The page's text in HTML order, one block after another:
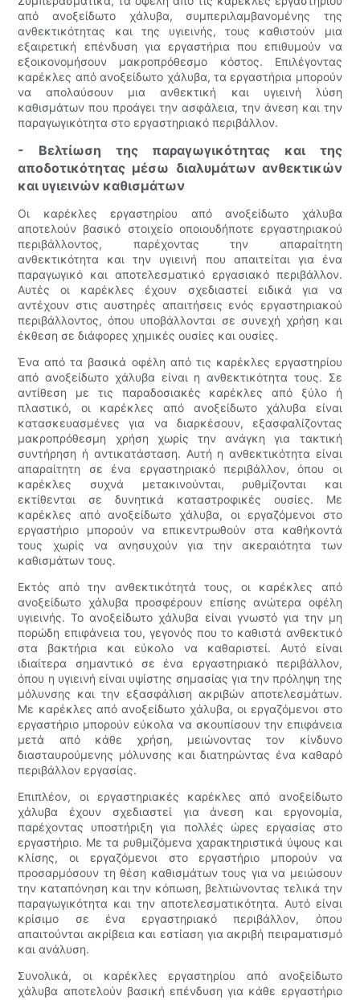
από ανοξείδωτο χάλυβα, συμπεριλαμβανομένης της
ανθεκτικότητας και της υγιεινής, τους καθιστούν μια
εξαιρετική επένδυση για εργαστήρια που επιθυμούν να
εξοικονομήσουν μακροπρόθεσμο κόστος. Επιλέγοντας
καρέκλες από ανοξείδωτο χάλυβα, τα εργαστήρια μπορούν
να απολαύσουν μια ανθεκτική και υγιεινή λύση
καθισμάτων που προάγει την ασφάλεια, την άνεση και την
παραγωγικότητα στο εργαστηριακό περιβάλλον.
- Βελτίωση της παραγωγικότητας και της
αποδοτικότητας μέσω διαλυμάτων ανθεκτικών
και υγιεινών καθισμάτων
Οι καρέκλες εργαστηρίου από ανοξείδωτο χάλυβα
αποτελούν βασικό στοιχείο οποιουδήποτε εργαστηριακού
περιβάλλοντος, παρέχοντας την απαραίτητη
ανθεκτικότητα και την υγιεινή που απαιτείται για ένα
παραγωγικό και αποτελεσματικό εργασιακό περιβάλλον.
Αυτές οι καρέκλες έχουν σχεδιαστεί ειδικά για να
αντέχουν στις αυστηρές απαιτήσεις ενός εργαστηριακού
περιβάλλοντος, όπου υποβάλλονται σε συνεχή χρήση και
έκθεση σε διάφορες χημικές ουσίες και ουσίες.
Ένα από τα βασικά οφέλη από τις καρέκλες εργαστηρίου
από ανοξείδωτο χάλυβα είναι η ανθεκτικότητα τους. Σε
αντίθεση με τις παραδοσιακές καρέκλες από ξύλο ή
πλαστικό, οι καρέκλες από ανοξείδωτο χάλυβα είναι
κατασκευασμένες για να διαρκέσουν, εξασφαλίζοντας
μακροπρόθεσμη χρήση χωρίς την ανάγκη για τακτική
συντήρηση ή αντικατάσταση. Αυτή η ανθεκτικότητα είναι
απαραίτητη σε ένα εργαστηριακό περιβάλλον, όπου οι
καρέκλες συχνά μετακινούνται, ρυθμίζονται και
εκτίθενται σε δυνητικά καταστροφικές ουσίες. Με
καρέκλες από ανοξείδωτο χάλυβα, οι εργαζόμενοι στο
εργαστήριο μπορούν να επικεντρωθούν στα καθήκοντά
τους χωρίς να ανησυχούν για την ακεραιότητα των
καθισμάτων τους.
Εκτός από την ανθεκτικότητά τους, οι καρέκλες από
ανοξείδωτο χάλυβα προσφέρουν επίσης ανώτερα οφέλη
υγιεινής. Το ανοξείδωτο χάλυβα είναι γνωστό για την μη
πορώδη επιφάνεια του, γεγονός που το καθιστά ανθεκτικό
στα βακτήρια και εύκολο να καθαριστεί. Αυτό είναι
ιδιαίτερα σημαντικό σε ένα εργαστηριακό περιβάλλον,
όπου η υγιεινή είναι υψίστης σημασίας για την πρόληψη της
μόλυνσης και την εξασφάλιση ακριβών αποτελεσμάτων.
Με καρέκλες από ανοξείδωτο χάλυβα, οι εργαζόμενοι στο
εργαστήριο μπορούν εύκολα να σκουπίσουν την επιφάνεια
μετά από κάθε χρήση, μειώνοντας τον κίνδυνο
διασταυρούμενης μόλυνσης και διατηρώντας ένα καθαρό
περιβάλλον εργασίας.
Επιπλέον, οι εργαστηριακές καρέκλες από ανοξείδωτο
χάλυβα έχουν σχεδιαστεί για άνεση και εργονομία,
παρέχοντας υποστήριξη για πολλές ώρες εργασίας στο
εργαστήριο. Με τα ρυθμιζόμενα χαρακτηριστικά ύψους και
κλίσης, οι εργαζόμενοι στο εργαστήριο μπορούν να
προσαρμόσουν τη θέση καθισμάτων τους για να μειώσουν
την καταπόνηση και την κόπωση, βελτιώνοντας τελικά την
παραγωγικότητα και την αποτελεσματικότητα. Αυτό είναι
κρίσιμο σε ένα εργαστηριακό περιβάλλον, όπου
απαιτούνται ακρίβεια και εστίαση για ακριβή πειραματισμό
και ανάλυση.
Συνολικά, οι καρέκλες εργαστηρίου από ανοξείδωτο
χάλυβα αποτελούν βασική επένδυση για κάθε εργαστήριο